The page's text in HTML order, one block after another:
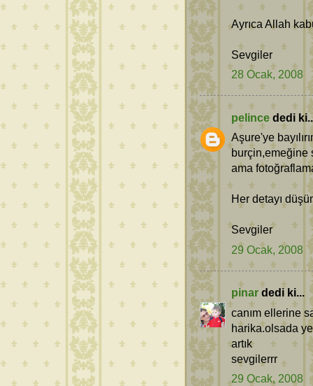
Ayrıca Allah
Sevgiler
28 Ocak, 2008
pelince dedi
Aşure'ye
burçin,emeğine
ama
Her detayı
Sevgiler
29 Ocak, 2008
pinar dedi ki...
canım ellerine
harika.olsada
artık
sevgilerrr
29 Ocak, 2008